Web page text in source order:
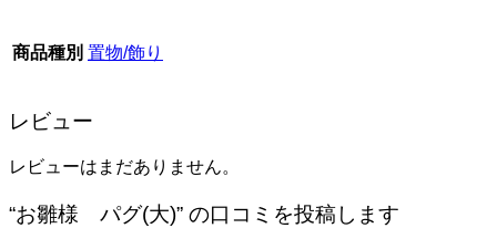
商品種別 置物/飾り
レビュー
レビューはまだありません。
“お雛様 パグ(大)” の口コミを投稿します